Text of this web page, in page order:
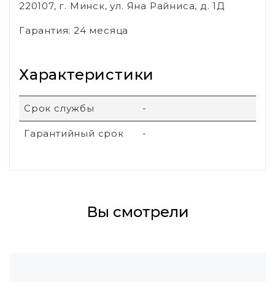
220107, г. Минск, ул. Яна Райниса, д. 1Д
Гарантия: 24 месяца
Характеристики
Срок службы -
Гарантийный срок -
Вы смотрели